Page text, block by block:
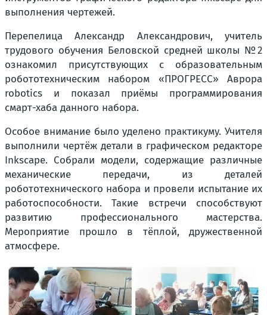
выполнения чертежей.
Перепелица Александр Александрович, учитель
трудового обучения Беловской средней школы №2
ознакомил присутствующих с образовательным
робототехническим набором «ПРОГРЕСС» Аврора
robotics и показал приёмы программирования
смарт-хаба данного набора.
Особое внимание было уделено практикуму. Учителя
выполнили чертёж детали в графическом редакторе
Inkscape. Собрали модели, содержащие различные
механические передачи, из деталей
робототехнического набора и провели испытание их
работоспособности. Такие встречи способствуют
развитию профессионального мастерства.
Мероприятие прошло в тёплой, дружественной
атмосфере.